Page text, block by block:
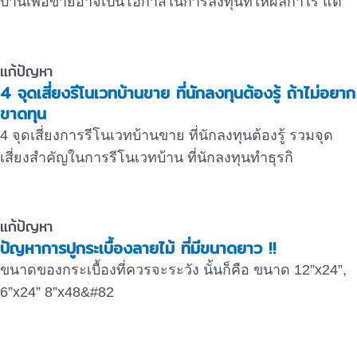
แก้ปัญหา
4 จุดเสี่ยงรีโนเวทบ้านขาย ที่นักลงทุนต้องรู้ ถ้าไม่อยาก
ขาดทุน
4 จุดเสี่ยงการรีโนเวทบ้านขาย ที่นักลงทุนต้องรู้ รวมจุด
เสี่ยงสำคัญในการรีโนเวทบ้าน ที่นักลงทุนทำธุรกิ
แก้ปัญหา
ปัญหาการปูกระเบื้องลายไม้ ที่มีขนาดยาว !!
ขนาดของกระเบื้องที่ควรจะระวัง นั้นก็คือ ขนาด 12”x24”,
6”x24” 8”x48&#82